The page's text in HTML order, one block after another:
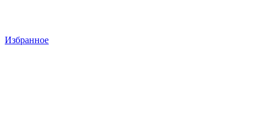
Избранное